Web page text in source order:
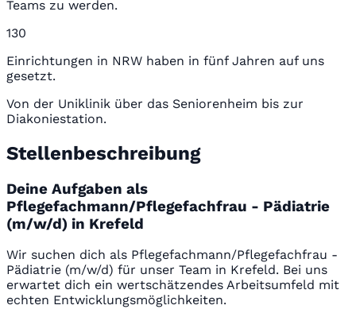
Teams zu werden.
130
Einrichtungen in NRW haben in fünf Jahren auf uns
gesetzt.
Von der Uniklinik über das Seniorenheim bis zur
Diakoniestation.
Stellenbeschreibung
Deine Aufgaben als
Pflegefachmann/Pflegefachfrau - Pädiatrie
(m/w/d) in Krefeld
Wir suchen dich als Pflegefachmann/Pflegefachfrau -
Pädiatrie (m/w/d) für unser Team in Krefeld. Bei uns
erwartet dich ein wertschätzendes Arbeitsumfeld mit
echten Entwicklungsmöglichkeiten.